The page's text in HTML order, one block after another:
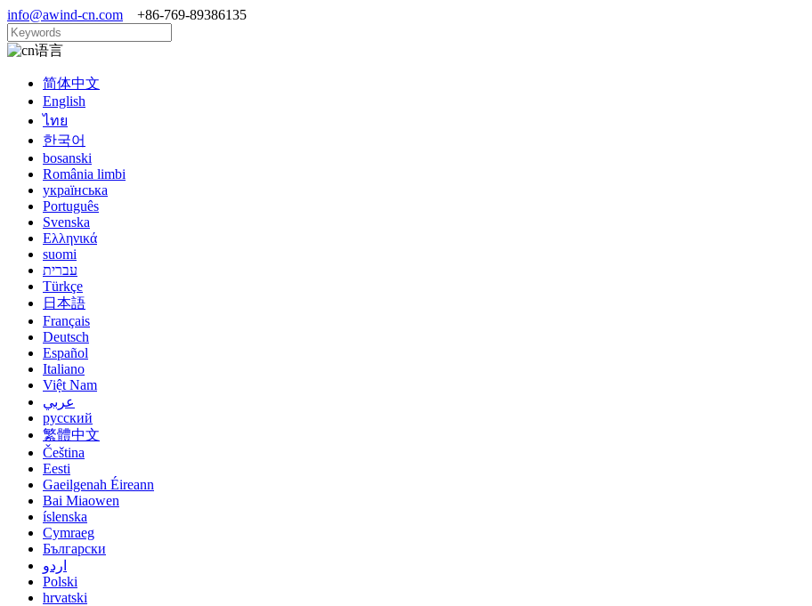
info@awind-cn.com +86-769-89386135
语言
简体中文
English
ไทย
한국어
bosanski
România limbi
українська
Português
Svenska
Ελληνικά
suomi
עברית
Türkçe
日本語
Français
Deutsch
Español
Italiano
Việt Nam
عربي
русский
繁體中文
Čeština
Eesti
Gaeilgenah Éireann
Bai Miaowen
íslenska
Cymraeg
Български
اردو
Polski
hrvatski